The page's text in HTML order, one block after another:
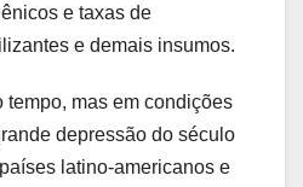
e taxas de
e demais insumos.
tempo, mas em condições
depressão do século
latino-americanos e